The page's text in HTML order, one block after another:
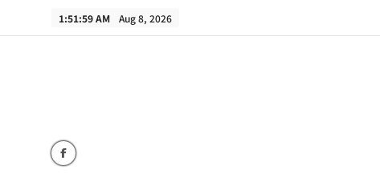
1:51:59 AM Aug 8, 2026